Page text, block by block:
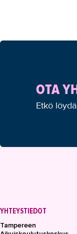
OTA
Etkö
YHTEYSTIEDOT
Tampereen